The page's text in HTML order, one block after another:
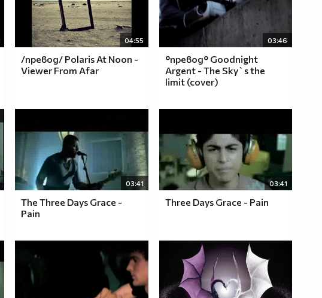
04:55
/превод/ Polaris At Noon -
Viewer From Afar
03:46
°превод° Goodnight
Argent - The Sky`s the
limit (cover)
03:41
The Three Days Grace -
Pain
03:41
Three Days Grace - Pain